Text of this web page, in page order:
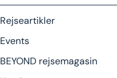
Rejseartikler
Events
BEYOND rejsemagasin